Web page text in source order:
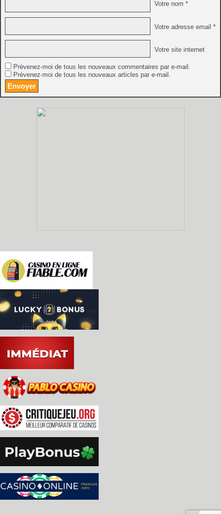
Votre nom *
Votre adresse email *
Votre site internet
Prévenez-moi de tous les nouveaux commentaires par e-mail.
Prévenez-moi de tous les nouveaux articles par e-mail.